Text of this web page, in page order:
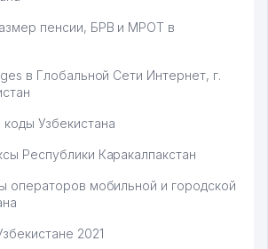
пенсии, БРВ и МРОТ в
в Глобальной Сети Интернет, г.
Узбекистана
Республики Каракалпакстан
операторов мобильной и городской
2021